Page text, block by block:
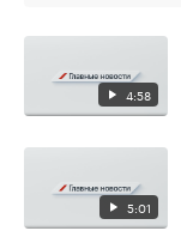
4:58
5:01